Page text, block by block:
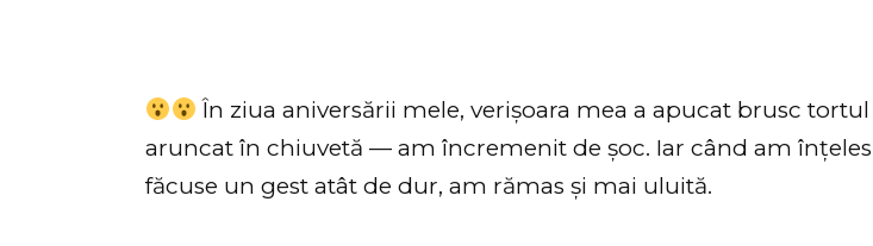
În ziua aniversării mele, verișoara mea a apucat brusc tortul
aruncat în chiuvetă — am încremenit de șoc. Iar când am
făcuse un gest atât de dur, am rămas și mai uluită.